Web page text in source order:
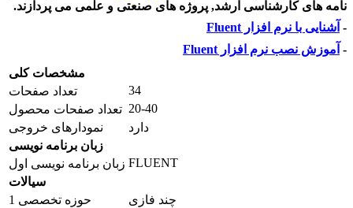
نامه های کارشناسی ارشد, پروژه های صنعتی و علمی می پردازند.
- آشنایی با نرم افزار Fluent
- آموزش نصب نرم افزار Fluent
مشخصات کلی
تعداد صفحات
34
تعداد صفحات محصول 20-40
نمودارهای خروجی
دارد
زبان برنامه نویسی
زبان برنامه نویسی اول FLUENT
سیالات
حوزه تخصصی 1
چند فازی